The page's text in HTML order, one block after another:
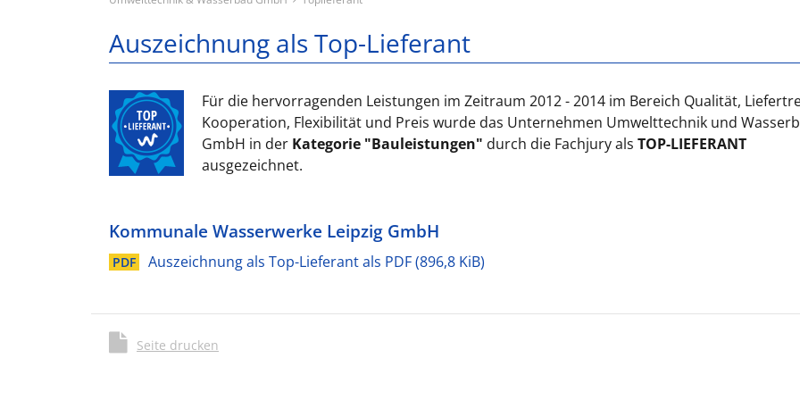
Standorte
Wir sind für Sie da. Mit 12
Standorten in Deutschland
stehen wir Ihnen bundesweit
zur Verfügung.
Gesamtübersicht
Berlin/Brandenburg
Gelsenkirchen
Magdeburg
Bausparten
Als führendes
Bauunternehmen übersteigt
die Vielfalt und der
Leistungsumfang unserer
Tätigkeitsfelder die hier im
kleinen Überblick
dargestellten Bausparten bei
Erd- und Verkehrsbau
Rohrleitungsbau
Rohrleitungssanierung
Dükerbau
Anlagenbau
Auszeichnung als Top-Lieferant
Für die hervorragenden Leistungen im Zeitraum 2012 - 2014 im Bereich Qualität,
Kooperation, Flexibilität und Preis wurde das Unternehmen Umwelttechnik und
GmbH in der Kategorie "Bauleistungen" durch die Fachjury als TOP-LIEFERANT
ausgezeichnet.
Kommunale Wasserwerke Leipzig GmbH
PDF Auszeichnung als Top-Lieferant als PDF(896,8 KiB)
Seite drucken